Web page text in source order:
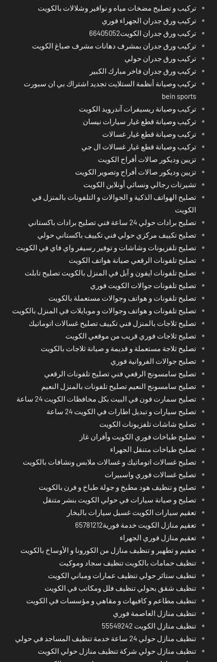
تركيب و تصليح مضخات مياه و نوافير وشلالات بالكويت
تركيب ورق جدران الجهراء فوري
تركيب ورق جدران الكويت66405052
تركيب ورق جدران بمشرف دهانات مشرف صباغ الكويت
تركيب ورق جدران حولي
تركيب ورق جدران فاخر مبارك الكبير
تركيب وصيانة أنظمة الستلايت تجديد اشتراك بي ان سبورت
bein sports
تركيب وصيانة ريسيفرات آندرويد الكويت
تركيب وصيانة قطع غيار سيارات نيسان
تركيب وصيانة قطع غيار غسالات
تركيب وصيانة قطع غيار غسالات ال جي
تزيين وديكور صالات أفراح الكويت
تزيين وديكور صالات أفراح وتصوير الكويت
تشيرتات رجالي ونسائي أونلاين الكويت
تصليح الهواتف الذكية و الجوالات و التلفونات بالمنزل في
الكويت
تصليح برادات حولي 24 ساعة فني تصليح برادات باكستاني
تصليح تكييف مركزي حولي فني تكييف باكستاني حولي
تصليح تلفزيونات وشاشات و توفير رسيفر واي فاي في الكويت
تصليح تلفونات الرقعي صيانة هواتف الكويت
تصليح تلفونات ايفون و آبل في المنزل بالكويت تصليح تابلت
تصليح تلفونات جوالات الكويت فوري
تصليح تلفونات و هواتف وجوالات مستعملة بالكويت
تصليح تلفونات و هواتف وجوالات و موبايلات في المنزل بالكويت
تصليح ثلاجات بالمنزل فني تكييف تصليح غسالات اتوماتيك
تصليح ثلاجات فوري قريب من موقعي الكويت
تصليح ثلاجة مستعملة و قديمة و صيانة ثلاجات بالكويت
تصليح جوالات الفروانية فوري
تصليح سامسونج الرقعي فني تصليح تلفونات الرقعي
تصليح سامسونج النعيم تصليح تلفونات بالمنزل النعيم
تصليح سمارت فون في البيت بكل محافظات الكويت 24 ساعة
تصليح سيارات و تبديل اطارات في الكويت 24 ساعة
تصليح شاشات تلفزيونات الكويت
تصليح طباخات فوري الكويت وأفران غاز
تصليح طباخات متنقل الجهراء
تصليح غسالات اتوماتيك و غسالات ملابس ونشافات بالكويت
تصليح غسالات فوري واسبيرات
تصليح و تنظيف هود مطبخ و جولة طباخ و فرن بالكويت
تصليح و صيانة سيارات في حولي الكويت بنشر متنقل
تعقيم سيارات الكويت غسيل سيارات بالبخار
تعقيم منازل الكويت خدمة فورية65781212
تعقيم منازل فوري الجهراء
تعقيم و تطهير و تنظيف منازل من الكورونا و الأوساخ بالكويت
تنظيف حمامات بالكويت تنظيف سجاد وموكيت
تنظيف ستائر حولي تنظيف عمارات ومباني الكويت
تنظيف شقق بحولي تنظيف فلل ومكاتب في الكويت
تنظيف مطاعم و كافيهات و مقاهي و مؤسسات في الكويت
تنظيف منازل العاصمة فوري
تنظيف منازل الكويت 55549242
تنظيف منازل حولي 24 ساعة خدمة تنظيف المساجد في حولي
تنظيف منازل حولي شركة تنظيف منازل حولي الكويت